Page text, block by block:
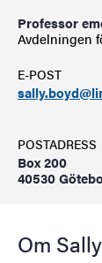
Professor
Avdelningen
E-POST
POSTADRESS
Box 200
40530
Om